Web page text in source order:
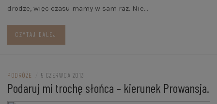
drodze, więc czasu mamy w sam raz. Nie…
CZYTAJ DALEJ
PODRÓŻE 5 CZERWCA 2013
Podaruj mi trochę słońca – kierunek Prowansja.